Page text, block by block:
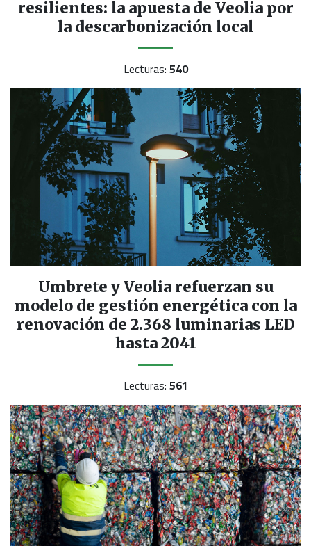
resilientes: la apuesta de Veolia por
la descarbonización local
Lecturas: 540
Umbrete y Veolia refuerzan su
modelo de gestión energética con la
renovación de 2.368 luminarias LED
hasta 2041
Lecturas: 561